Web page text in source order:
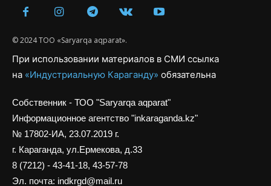
© 2024 ТОО «Saryarqa aqparat».
При использовании материалов в СМИ ссылка
на «Индустриальную Караганду» обязательна
Собственник - ТОО "Saryarqa aqparat"
Информационное агентство "inkaraganda.kz"
№ 17802-ИА, 23.07.2019 г.
г. Караганда, ул.Ермекова, д.33
8 (7212) - 43-41-18, 43-57-78
Эл. почта: indkrgd@mail.ru